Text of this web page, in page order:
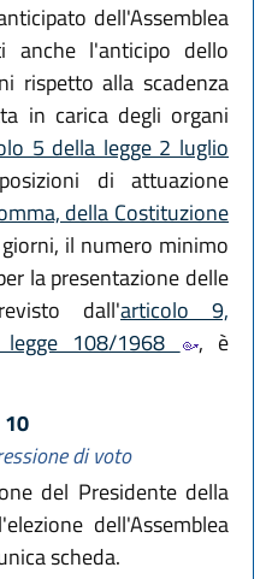
dell'Assemblea
anche l'anticipo dello
rispetto alla scadenza
in carica degli organi
5 della legge 2 luglio
di attuazione
della Costituzione
il numero minimo
la presentazione delle
dall'articolo 9,
108/1968
, è
di voto
del Presidente della
dell'Assemblea
scheda.